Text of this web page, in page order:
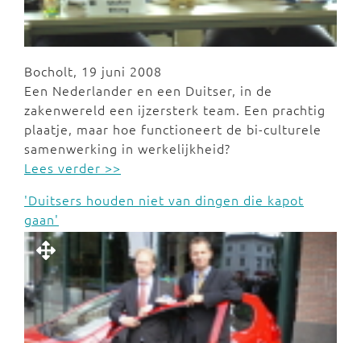
Bocholt, 19 juni 2008
Een Nederlander en een Duitser, in de
zakenwereld een ijzersterk team. Een prachtig
plaatje, maar hoe functioneert de bi-culturele
samenwerking in werkelijkheid?
Lees verder >>
'Duitsers houden niet van dingen die kapot
gaan'